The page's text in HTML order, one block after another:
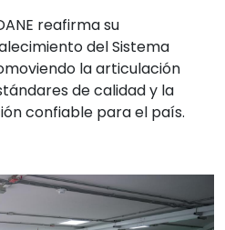
reafirma su
del Sistema
la articulación
de calidad y la
confiable para el país.